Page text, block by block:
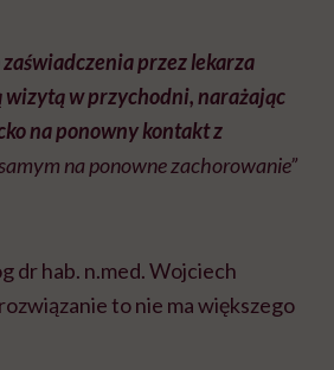
przez lekarza
wizytą w przychodni, narażając
na ponowny kontakt z
na ponowne zachorowanie”
dr hab. n.med. Wojciech
to nie ma większego